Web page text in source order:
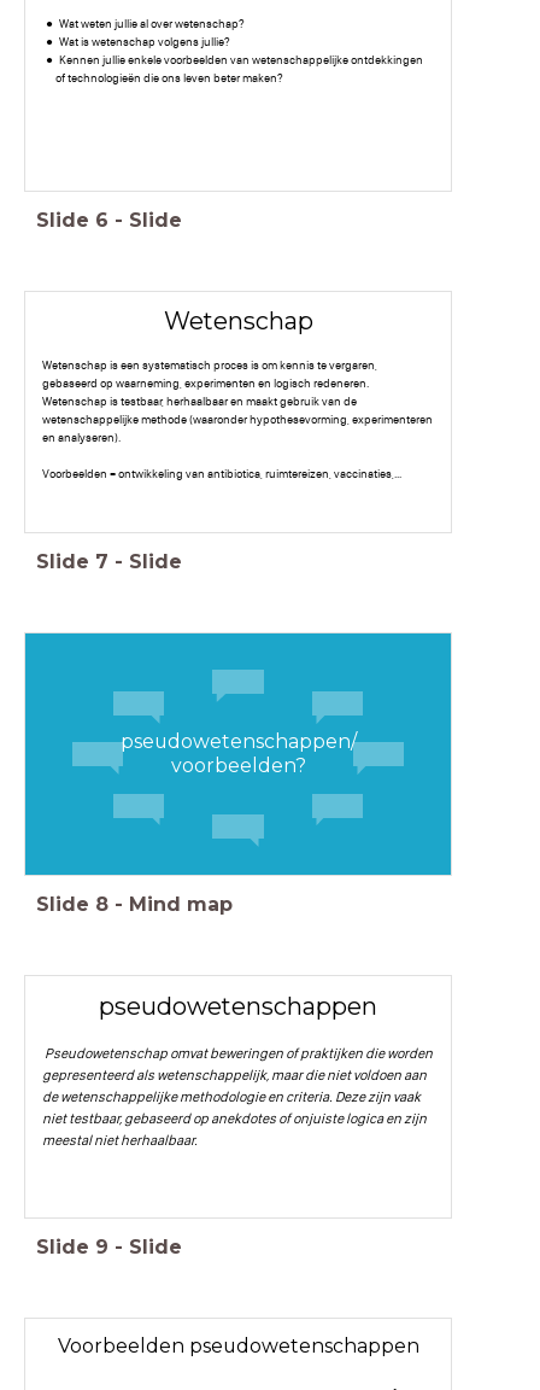
Wat weten jullie al over wetenschap?
Wat is wetenschap volgens jullie?
Kennen jullie enkele voorbeelden van wetenschappelijke ontdekkingen
of technologieën die ons leven beter maken?
Slide 6 - Slide
Wetenschap
Wetenschap is een systematisch proces is om kennis te vergaren,
gebaseerd op waarneming, experimenten en logisch redeneren.
Wetenschap is testbaar, herhaalbaar en maakt gebruik van de
wetenschappelijke methode (waaronder hypothesevorming, experimenteren
en analyseren).
Voorbeelden = ontwikkeling van antibiotica, ruimtereizen, vaccinaties,...
Slide 7 - Slide
pseudowetenschappen/
voorbeelden?
Slide 8 - Mind map
pseudowetenschappen
Pseudowetenschap omvat beweringen of praktijken die worden
gepresenteerd als wetenschappelijk, maar die niet voldoen aan
de wetenschappelijke methodologie en criteria. Deze zijn vaak
niet testbaar, gebaseerd op anekdotes of onjuiste logica en zijn
meestal niet herhaalbaar.
Slide 9 - Slide
Voorbeelden pseudowetenschappen